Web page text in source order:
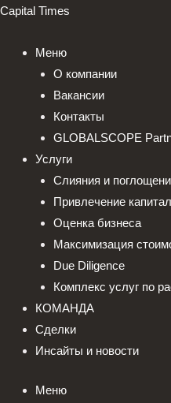
Перейти
содержимому
Capital Times
Меню
О компании
Вакансии
Контакты
GLOBALSCOPE
Услуги
Слияния и
Привлечение
Оценка бизнеса
Максимизация
Due Diligence
Комплекс услуг по
КОМАНДА
Сделки
Инсайты и новости
Меню